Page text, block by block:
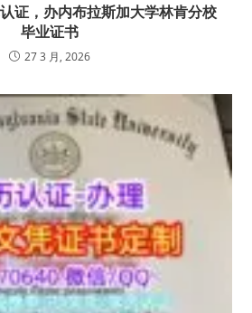
证，办内布拉斯加大学林肯分校
毕业证书
27 3 月, 2026